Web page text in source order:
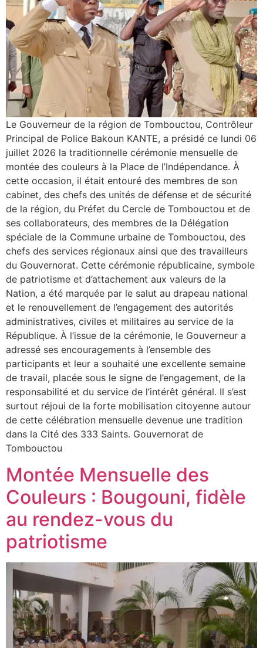
Le Gouverneur de la région de Tombouctou, Contrôleur
Principal de Police Bakoun KANTE, a présidé ce lundi 06
juillet 2026 la traditionnelle cérémonie mensuelle de
montée des couleurs à la Place de l’Indépendance. À
cette occasion, il était entouré des membres de son
cabinet, des chefs des unités de défense et de sécurité
de la région, du Préfet du Cercle de Tombouctou et de
ses collaborateurs, des membres de la Délégation
spéciale de la Commune urbaine de Tombouctou, des
chefs des services régionaux ainsi que des travailleurs
du Gouvernorat. Cette cérémonie républicaine, symbole
de patriotisme et d’attachement aux valeurs de la
Nation, a été marquée par le salut au drapeau national
et le renouvellement de l’engagement des autorités
administratives, civiles et militaires au service de la
République. À l’issue de la cérémonie, le Gouverneur a
adressé ses encouragements à l’ensemble des
participants et leur a souhaité une excellente semaine
de travail, placée sous le signe de l’engagement, de la
responsabilité et du service de l’intérêt général. Il s’est
surtout réjoui de la forte mobilisation citoyenne autour
de cette célébration mensuelle devenue une tradition
dans la Cité des 333 Saints. Gouvernorat de
Tombouctou
Montée Mensuelle des
Couleurs : Bougouni, fidèle
au rendez-vous du
patriotisme